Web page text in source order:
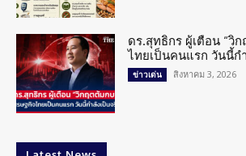
ดร.สุทธิกร ผู้เตือน “วิ
ไทยเป็นคนแรก วันนี้ก
ข่าวเด่น สิงหาคม 3, 2026